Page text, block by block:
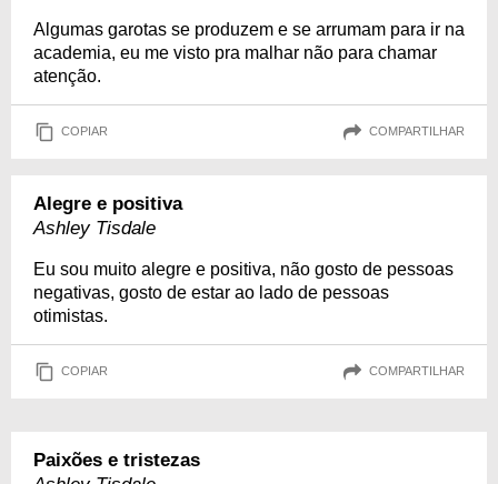
Algumas garotas se produzem e se arrumam para ir na
academia, eu me visto pra malhar não para chamar
atenção.
COPIAR COMPARTILHAR
Alegre e positiva
Ashley Tisdale
Eu sou muito alegre e positiva, não gosto de pessoas
negativas, gosto de estar ao lado de pessoas
otimistas.
COPIAR COMPARTILHAR
Paixões e tristezas